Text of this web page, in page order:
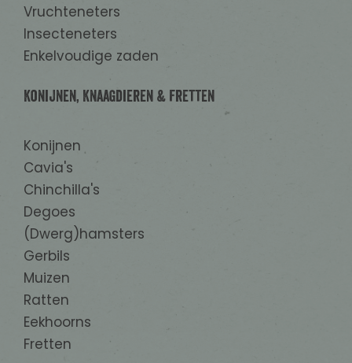
Vruchteneters
Insecteneters
Enkelvoudige zaden
Konijnen, Knaagdieren & Fretten
Konijnen
Cavia's
Chinchilla's
Degoes
(Dwerg)hamsters
Gerbils
Muizen
Ratten
Eekhoorns
Fretten